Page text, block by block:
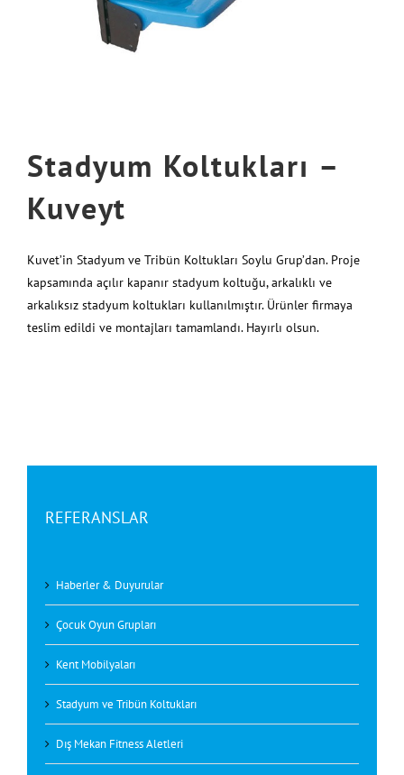
Stadyum Koltukları –
Kuveyt
Kuvet’in Stadyum ve Tribün Koltukları Soylu Grup’dan. Proje
kapsamında açılır kapanır stadyum koltuğu, arkalıklı ve
arkalıksız stadyum koltukları kullanılmıştır. Ürünler firmaya
teslim edildi ve montajları tamamlandı. Hayırlı olsun.
REFERANSLAR
Haberler & Duyurular
Çocuk Oyun Grupları
Kent Mobilyaları
Stadyum ve Tribün Koltukları
Dış Mekan Fitness Aletleri